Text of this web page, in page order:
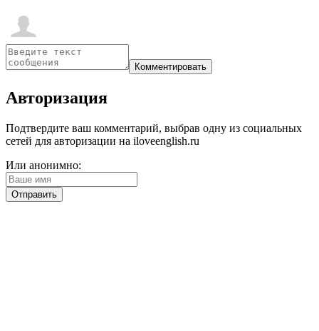
Авторизация
Подтвердите ваш комментарий, выбрав одну из социальных
сетей для авторизации на iloveenglish.ru
Или анонимно: